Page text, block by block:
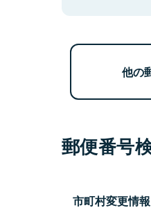
他の
郵便番号
市町村変更情報